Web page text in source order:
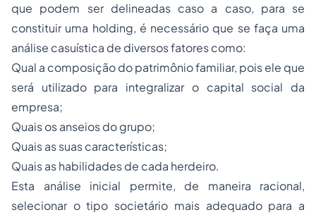
que podem ser delineadas caso a caso, para se
constituir uma holding, é necessário que se faça uma
análise casuística de diversos fatores como:
Qual a composição do patrimônio familiar, pois ele que
será utilizado para integralizar o capital social da
empresa;
Quais os anseios do grupo;
Quais as suas características;
Quais as habilidades de cada herdeiro.
Esta análise inicial permite, de maneira racional,
selecionar o tipo societário mais adequado para a